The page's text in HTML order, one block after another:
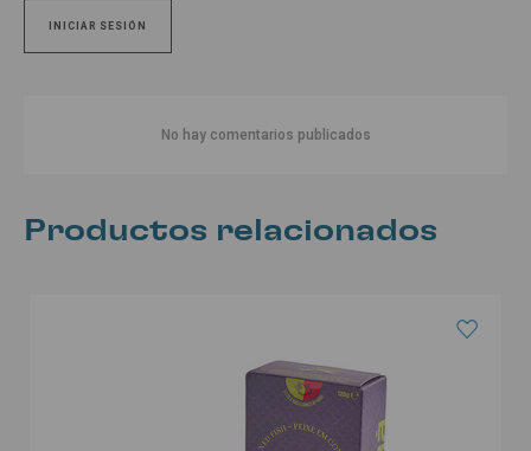
INICIAR SESIÓN
No hay comentarios publicados
Productos relacionados